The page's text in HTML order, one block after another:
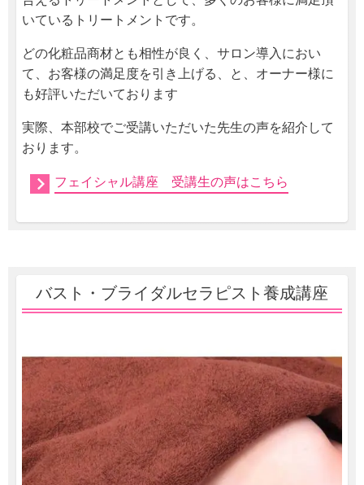
いているトリートメントです。
どの化粧品商材とも相性が良く、サロン導入におい
て、お客様の満足度を引き上げる、と、オーナー様に
も好評いただいております
実際、本部校でご受講いただいた先生の声を紹介して
おります。
フェイシャル講座 受講生の声はこちら
バスト・ブライダルセラピスト養成講座